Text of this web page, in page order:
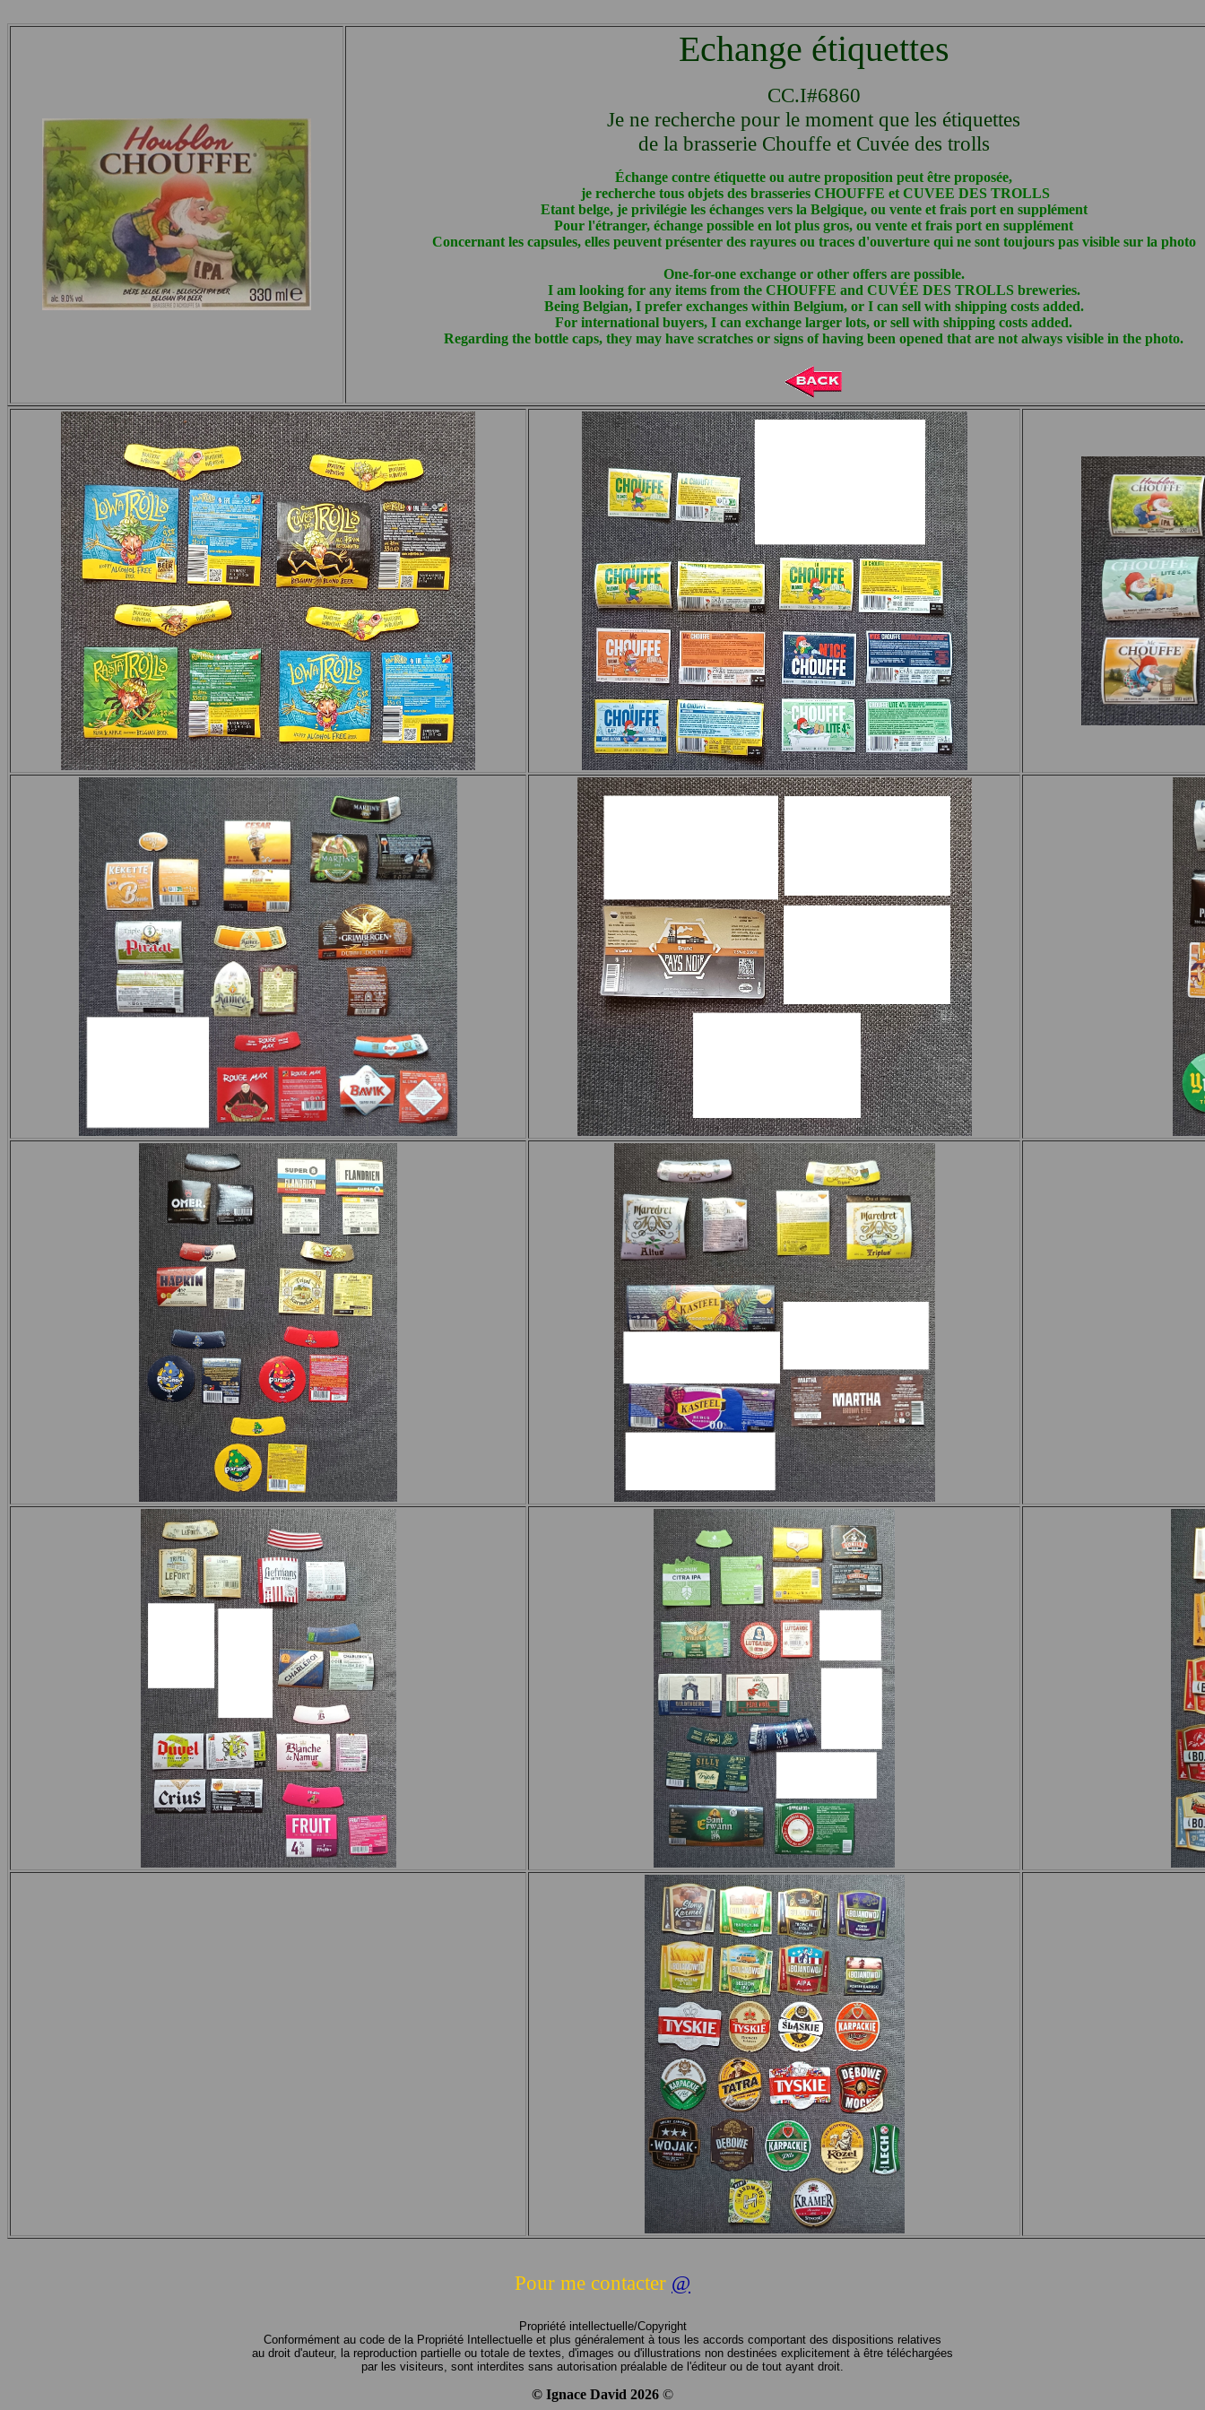
Echange étiquettes
CC.I#6860
Je ne recherche pour le moment que les étiquettes
de la brasserie Chouffe et Cuvée des trolls
Échange contre étiquette ou autre proposition peut être proposée,
je recherche tous objets des brasseries CHOUFFE et CUVEE DES TROLLS
Etant belge, je privilégie les échanges vers la Belgique, ou vente et frais port en supplément
Pour l'étranger, échange possible en lot plus gros, ou vente et frais port en supplément
Concernant les capsules, elles peuvent présenter des rayures ou traces d'ouverture qui ne sont toujours pas visible sur la photo
One-for-one exchange or other offers are possible.
I am looking for any items from the CHOUFFE and CUVÉE DES TROLLS breweries.
Being Belgian, I prefer exchanges within Belgium, or I can sell with shipping costs added.
For international buyers, I can exchange larger lots, or sell with shipping costs added.
Regarding the bottle caps, they may have scratches or signs of having been opened that are not always visible in the photo.
Pour me contacter @
Propriété intellectuelle/Copyright
Conformément au code de la Propriété Intellectuelle et plus généralement à tous les accords comportant des dispositions relatives
au droit d'auteur, la reproduction partielle ou totale de textes, d'images ou d'illustrations non destinées explicitement à être téléchargées
par les visiteurs, sont interdites sans autorisation préalable de l'éditeur ou de tout ayant droit.
© Ignace David 2026 ©